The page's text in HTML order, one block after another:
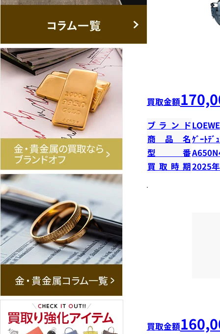
買取金額
ブランドLOEWE
商品名ｹﾞｰﾄﾃﾞ
型番
買取時期2025
買取金額